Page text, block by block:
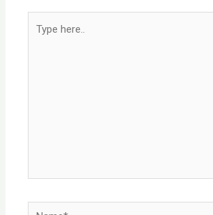
here..
Name*